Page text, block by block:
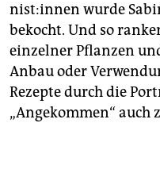
nis­t:in­nen wurde
bekocht. Und so
einzelner Pflanzen
Anbau oder
Rezepte durch die
„Angekommen“ auch